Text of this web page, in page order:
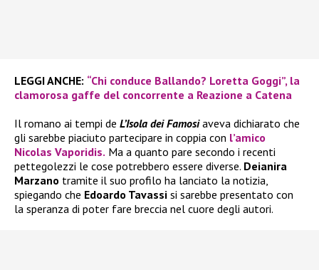
LEGGI ANCHE: “Chi conduce Ballando? Loretta Goggi”, la
clamorosa gaffe del concorrente a Reazione a Catena
Il romano ai tempi de L’Isola dei Famosiaveva dichiarato che
gli sarebbe piaciuto partecipare in coppia con l’amico
Nicolas Vaporidis. Ma a quanto pare secondo i recenti
pettegolezzi le cose potrebbero essere diverse. Deianira
Marzano tramite il suo profilo ha lanciato la notizia,
spiegando che Edoardo Tavassi si sarebbe presentato con
la speranza di poter fare breccia nel cuore degli autori.